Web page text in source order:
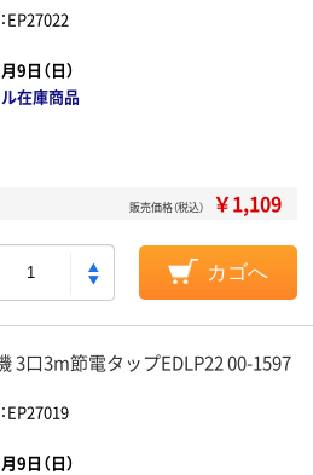
EP27022
9日（日）
在庫商品
販売価格（税込） ￥1,109
カゴへ
3口3m節電タップEDLP22 00-1597
EP27019
9日（日）